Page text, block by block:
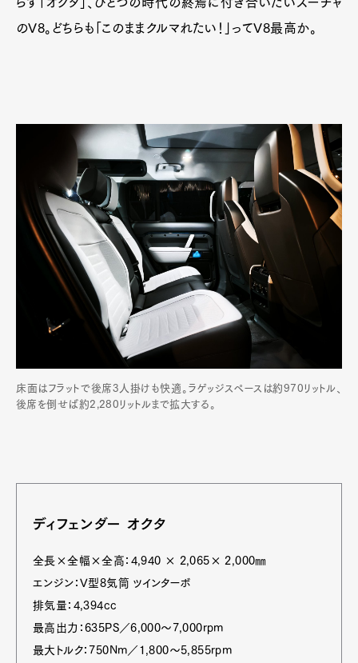
Art&Design Watch Fashion
GourmetCars
ProductCultureLifestyle
Pen Membership
Magazine
Official Columnist
About
のV8。どちらも「このままクルマれたい！」ってV8最高か。
床面はフラットで後席3人掛けも快適。ラゲッジスペースは約970リットル、
後席を倒せば約2,280リットルまで拡大する。
ディフェンダー オクタ
全長×全幅×全高：4,940 × 2,065× 2,000㎜
エンジン：V型8気筒 ツインターボ
排気量：4,394cc
最高出力：635PS／6,000〜7,000rpm
最大トルク：750Nm／1,800〜5,855rpm